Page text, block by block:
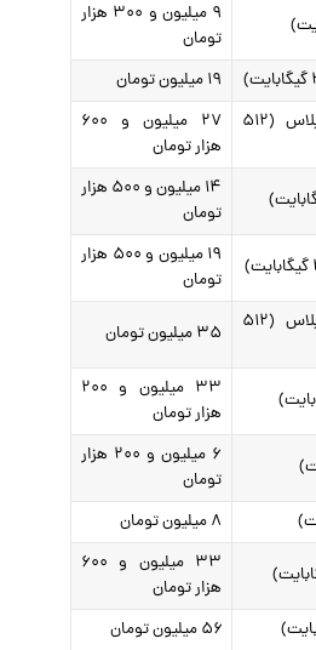
۹ میلیون و ۳۰۰ هزار
تومان
۱۹ میلیون تومان
ردمی نوت ۱۳ پرو پلاس (۵۱۲
۲۷ میلیون و ۶۰۰
هزار تومان
۱۴ میلیون و ۵۰۰ هزار
تومان
۱۹ میلیون و ۵۰۰ هزار
تومان
ردمی نوت ۱۴ پرو پلاس (۵۱۲
۳۵ میلیون تومان
۳۳ میلیون و ۲۰۰
هزار تومان
۶ میلیون و ۲۰۰ هزار
تومان
۸ میلیون تومان
۳۳ میلیون و ۶۰۰
هزار تومان
۵۶ میلیون تومان